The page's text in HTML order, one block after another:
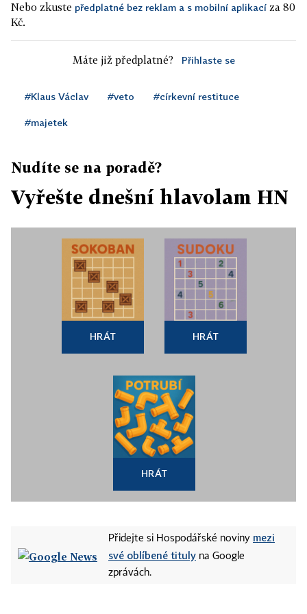
Nebo zkuste předplatné bez reklam a s mobilní aplikací za 80
Kč.
Máte již předplatné? Přihlaste se
#Klaus Václav #veto #církevní restituce
#majetek
Nudíte se na poradě?
Vyřešte dnešní hlavolam HN
HRÁT HRÁT
HRÁT
Přidejte si Hospodářské noviny mezi
své oblíbené tituly na Google
zprávách.